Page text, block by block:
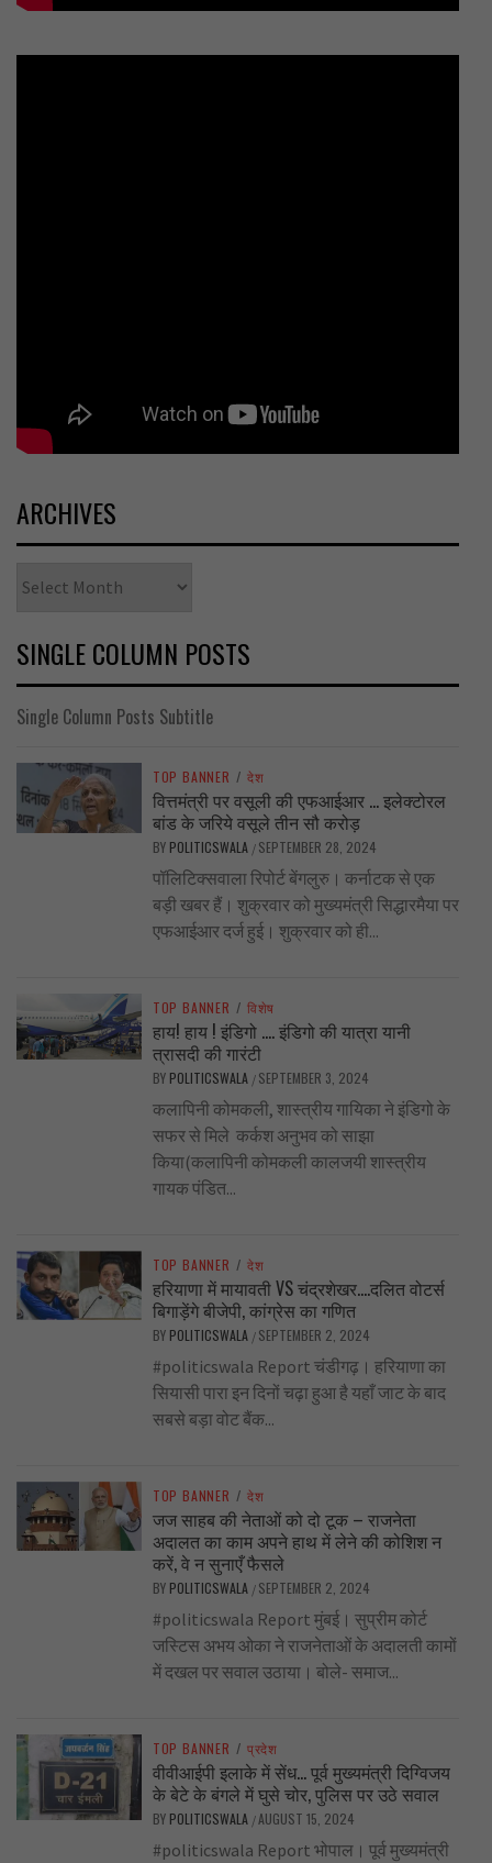
ARCHIVES
SINGLE COLUMN POSTS
Single Column Posts Subtitle
TOP BANNER / देश
वित्तमंत्री पर वसूली की एफआईआर … इलेक्टोरल
बांड के जरिये वसूले तीन सौ करोड़
BY POLITICSWALA / SEPTEMBER 28, 2024
पॉलिटिक्सवाला रिपोर्ट बेंगलुरु। कर्नाटक से एक
बड़ी खबर हैं। शुक्रवार को मुख्यमंत्री सिद्धारमैया पर
एफआईआर दर्ज हुई। शुक्रवार को ही...
TOP BANNER / विशेष
हाय! हाय ! इंडिगो …. इंडिगो की यात्रा यानी
त्रासदी की गारंटी
BY POLITICSWALA / SEPTEMBER 3, 2024
कलापिनी कोमकली, शास्त्रीय गायिका ने इंडिगो के
सफर से मिले कर्कश अनुभव को साझा
किया(कलापिनी कोमकली कालजयी शास्त्रीय
गायक पंडित...
TOP BANNER / देश
हरियाणा में मायावती VS चंद्रशेखर….दलित वोटर्स
बिगाड़ेंगे बीजेपी, कांग्रेस का गणित
BY POLITICSWALA / SEPTEMBER 2, 2024
#politicswala Report चंडीगढ़। हरियाणा का
सियासी पारा इन दिनों चढ़ा हुआ है यहाँ जाट के बाद
सबसे बड़ा वोट बैंक...
TOP BANNER / देश
जज साहब की नेताओं को दो टूक – राजनेता
अदालत का काम अपने हाथ में लेने की कोशिश न
करें, वे न सुनाएँ फैसले
BY POLITICSWALA / SEPTEMBER 2, 2024
#politicswala Report मुंबई। सुप्रीम कोर्ट
जस्टिस अभय ओका ने राजनेताओं के अदालती कामों
में दखल पर सवाल उठाया। बोले- समाज...
TOP BANNER / प्रदेश
वीवीआईपी इलाके में सेंध… पूर्व मुख्यमंत्री दिग्विजय
के बेटे के बंगले में घुसे चोर, पुलिस पर उठे सवाल
BY POLITICSWALA /AUGUST 15, 2024
#politicswala Report भोपाल। पूर्व मुख्यमंत्री